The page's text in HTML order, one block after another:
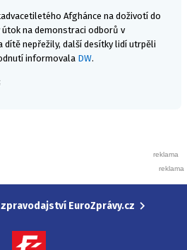
Afghánce na doživotí do
na demonstraci odborů v
dítě nepřežily, další desítky lidí utrpěli
informovala DW.
EuroZprávy.cz